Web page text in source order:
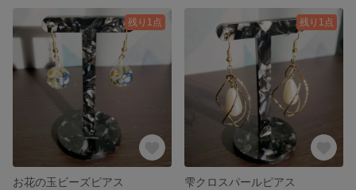
残り1点
お花の玉ビーズピアス
残り1点
雫クロスパールピアス